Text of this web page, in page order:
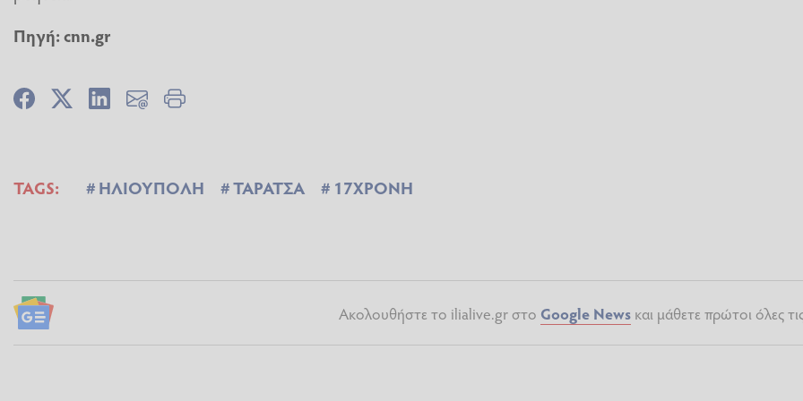
Πηγή:cnn.gr
TAGS: ΗΛΙΟΥΠΟΛΗ ΤΑΡΑΤΣΑ 17ΧΡΟΝΗ
Ακολουθήστε το ilialive.gr στο Google Newsκαι μάθετε πρώτοι όλες